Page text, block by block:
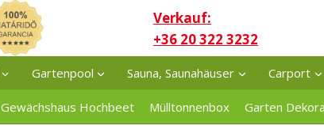
Verkauf:
+36 20 322 3232
Gartenpool Sauna, Saunahäuser Carport
Gewächshaus Hochbeet Mülltonnenbox Garten